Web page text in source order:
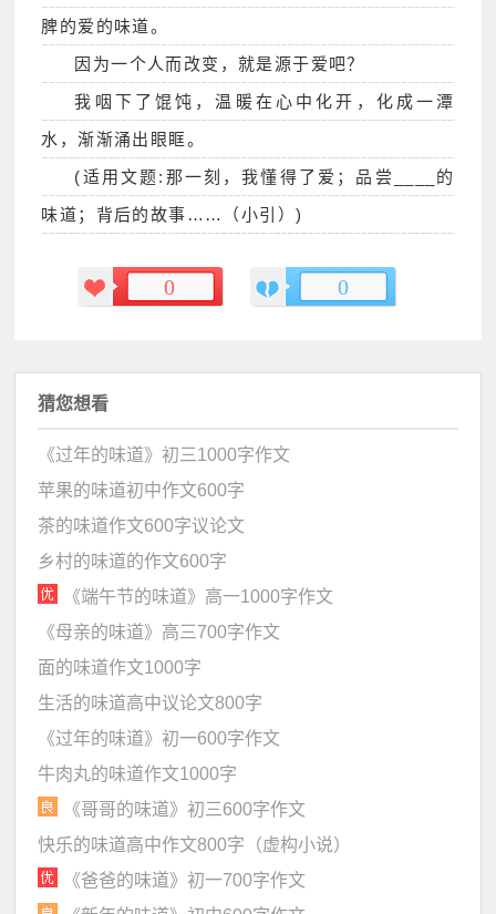
脾的爱的味道。
因为一个人而改变，就是源于爱吧？
我咽下了馄饨，温暖在心中化开，化成一潭
水，渐渐涌出眼眶。
(适用文题:那一刻，我懂得了爱；品尝____的
味道；背后的故事……（小引）)
0 0
猜您想看
《过年的味道》初三1000字作文
苹果的味道初中作文600字
茶的味道作文600字议论文
乡村的味道的作文600字
《端午节的味道》高一1000字作文
《母亲的味道》高三700字作文
面的味道作文1000字
生活的味道高中议论文800字
《过年的味道》初一600字作文
牛肉丸的味道作文1000字
《哥哥的味道》初三600字作文
快乐的味道高中作文800字（虚构小说）
《爸爸的味道》初一700字作文